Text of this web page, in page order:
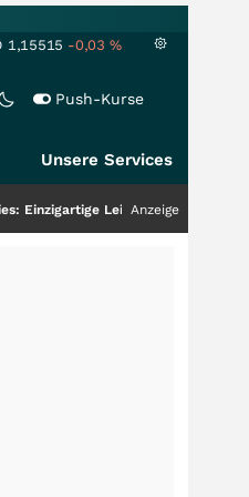
1,15515 -0,03 %
Push-Kurse
Unsere Services
Leistung zieht die Top-Dogs an!
Anzeige